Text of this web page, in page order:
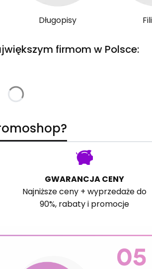
Długopisy
firmom w Polsce:
GWARANCJA CENY
Najniższe ceny + wyprzedaże do
90%, rabaty i promocje